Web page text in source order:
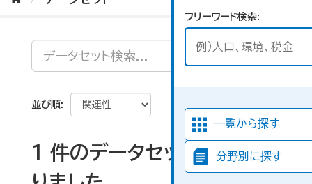
フリーワード検索
一覧から探す
分野別に探す
並び順
1 件のデータセットが見つか